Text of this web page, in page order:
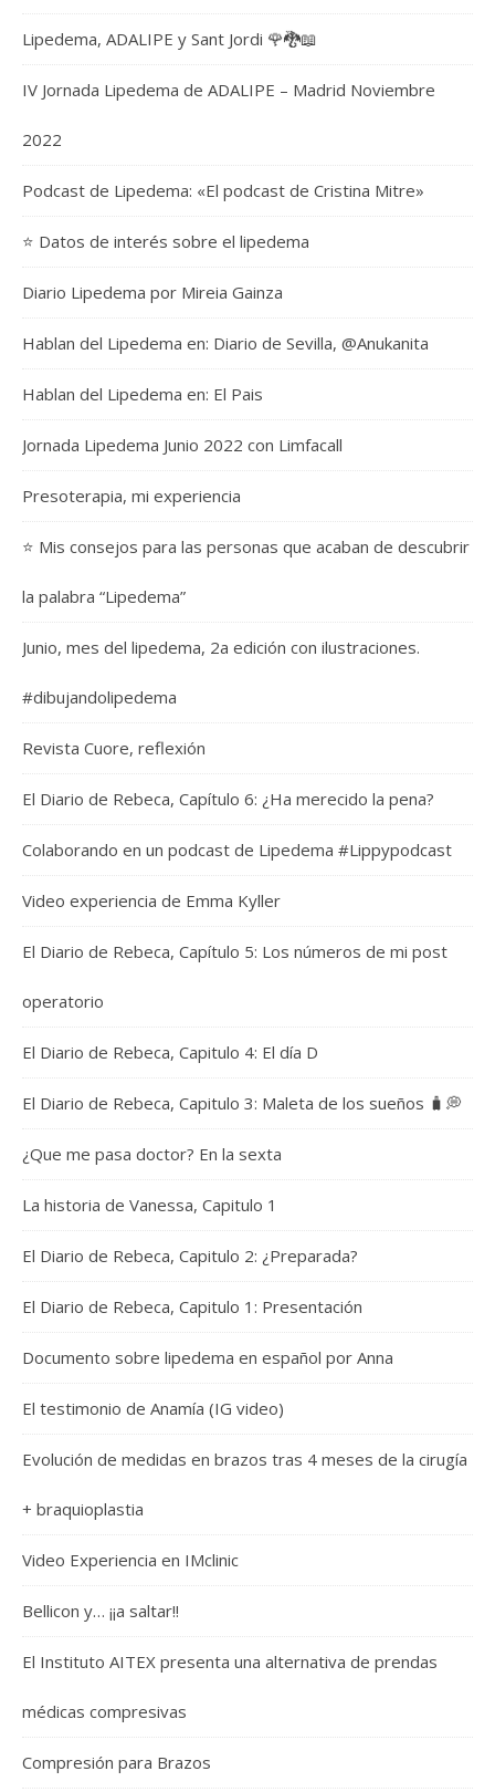
Lipedema, ADALIPE y Sant Jordi 🌹🐉📖
IV Jornada Lipedema de ADALIPE – Madrid Noviembre
2022
Podcast de Lipedema: «El podcast de Cristina Mitre»
⭐️ Datos de interés sobre el lipedema
Diario Lipedema por Mireia Gainza
Hablan del Lipedema en: Diario de Sevilla, @Anukanita
Hablan del Lipedema en: El Pais
Jornada Lipedema Junio 2022 con Limfacall
Presoterapia, mi experiencia
⭐️ Mis consejos para las personas que acaban de descubrir
la palabra “Lipedema”
Junio, mes del lipedema, 2a edición con ilustraciones.
#dibujandolipedema
Revista Cuore, reflexión
El Diario de Rebeca, Capítulo 6: ¿Ha merecido la pena?
Colaborando en un podcast de Lipedema #Lippypodcast
Video experiencia de Emma Kyller
El Diario de Rebeca, Capítulo 5: Los números de mi post
operatorio
El Diario de Rebeca, Capitulo 4: El día D
El Diario de Rebeca, Capitulo 3: Maleta de los sueños 🧳💭
¿Que me pasa doctor? En la sexta
La historia de Vanessa, Capitulo 1
El Diario de Rebeca, Capitulo 2: ¿Preparada?
El Diario de Rebeca, Capitulo 1: Presentación
Documento sobre lipedema en español por Anna
El testimonio de Anamía (IG video)
Evolución de medidas en brazos tras 4 meses de la cirugía
+ braquioplastia
Video Experiencia en IMclinic
Bellicon y… ¡¡a saltar!!
El Instituto AITEX presenta una alternativa de prendas
médicas compresivas
Compresión para Brazos